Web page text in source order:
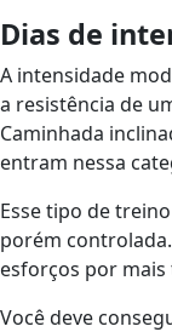
Dias de
A intensidade
a resistência de
Caminhada
entram nessa
Esse tipo de
porém
esforços por mais
Você deve